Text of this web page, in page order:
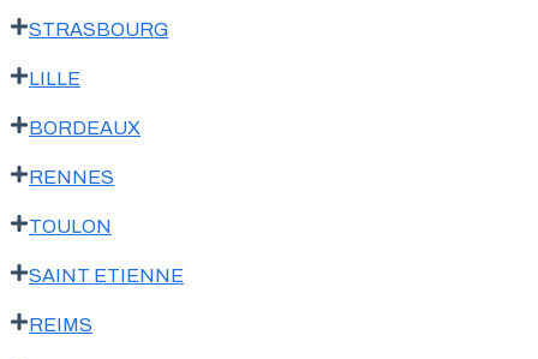
STRASBOURG
LILLE
BORDEAUX
RENNES
TOULON
SAINT ETIENNE
REIMS